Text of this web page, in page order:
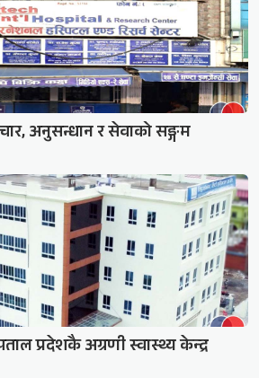
अनुसन्धान र सेवाको सङ्गम
प्रदेशकै अग्रणी स्वास्थ्य केन्द्र